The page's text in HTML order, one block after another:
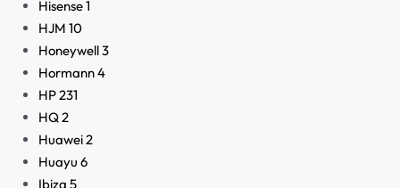
Hisense1
HJM 10
Honeywell3
Hormann4
HP231
HQ2
Huawei2
Huayu 6
Ibiza 5